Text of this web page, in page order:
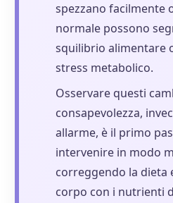
spezzano facilmente
normale possono
squilibrio alimentare
stress metabolico.
Osservare questi
consapevolezza,
allarme, è il primo
intervenire in modo
correggendo la dieta
corpo con i nutrienti